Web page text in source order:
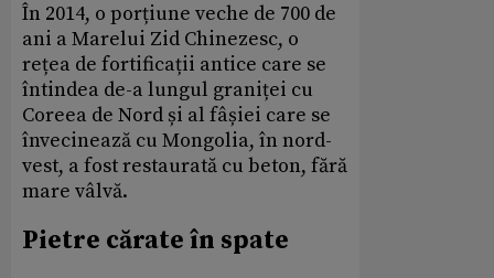
În 2014, o porțiune veche de 700 de
ani a Marelui Zid Chinezesc, o
rețea de fortificații antice care se
întindea de-a lungul graniței cu
Coreea de Nord și al fâșiei care se
învecinează cu Mongolia, în nord-
vest, a fost restaurată cu beton, fără
mare vâlvă.
Pietre cărate în spate